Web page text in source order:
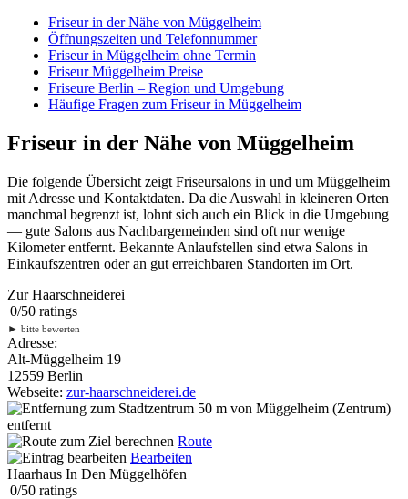
Friseur in der Nähe von Müggelheim
Öffnungszeiten und Telefonnummer
Friseur in Müggelheim ohne Termin
Friseur Müggelheim Preise
Friseure Berlin – Region und Umgebung
Häufige Fragen zum Friseur in Müggelheim
Friseur in der Nähe von Müggelheim
Die folgende Übersicht zeigt Friseursalons in und um Müggelheim
mit Adresse und Kontaktdaten. Da die Auswahl in kleineren Orten
manchmal begrenzt ist, lohnt sich auch ein Blick in die Umgebung
— gute Salons aus Nachbargemeinden sind oft nur wenige
Kilometer entfernt. Bekannte Anlaufstellen sind etwa Salons in
Einkaufszentren oder an gut erreichbaren Standorten im Ort.
Zur Haarschneiderei
0/50 ratings
► bitte bewerten
Adresse:
Alt-Müggelheim 19
12559 Berlin
Webseite: zur-haarschneiderei.de
50 m von Müggelheim (Zentrum)
entfernt
Route
Bearbeiten
Haarhaus In Den Müggelhöfen
0/50 ratings